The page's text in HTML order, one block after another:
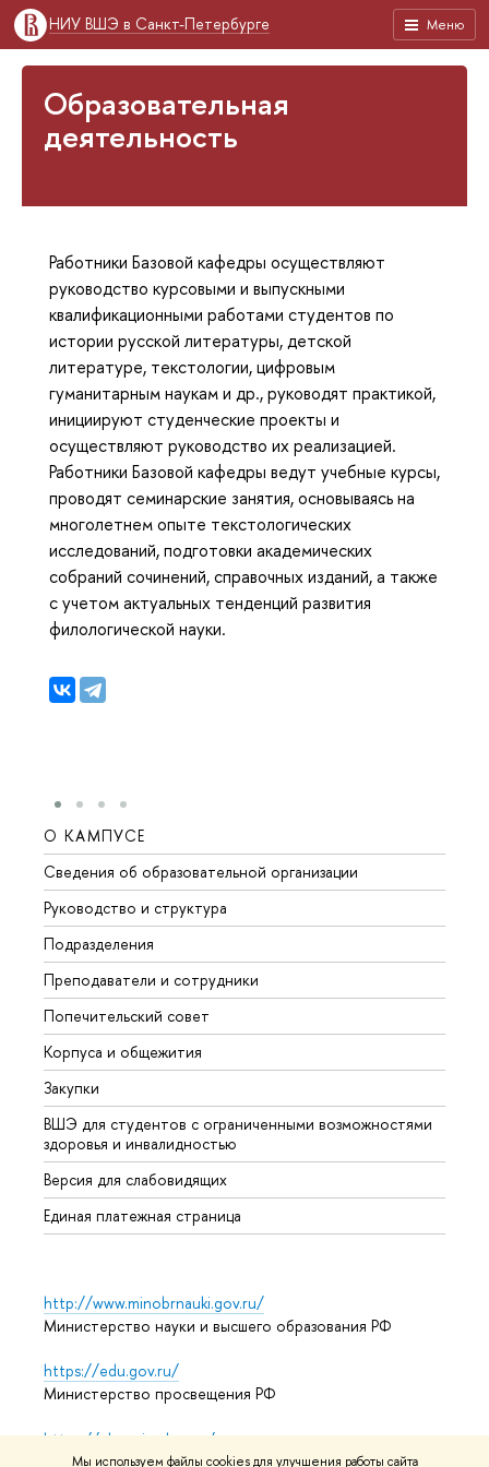
Мы используем файлы cookies для улучшения работы сайта
Меню
НИУ ВШЭ в Санкт-Петербурге
Образовательная
деятельность
Работники Базовой кафедры осуществляют
руководство курсовыми и выпускными
квалификационными работами студентов по
истории русской литературы, детской
литературе, текстологии, цифровым
гуманитарным наукам и др., руководят практикой,
инициируют студенческие проекты и
осуществляют руководство их реализацией.
Работники Базовой кафедры ведут учебные курсы,
проводят семинарские занятия, основываясь на
многолетнем опыте текстологических
исследований, подготовки академических
собраний сочинений, справочных изданий, а также
с учетом актуальных тенденций развития
филологической науки.
О КАМПУСЕ
Сведения об образовательной организации
Руководство и структура
Подразделения
Преподаватели и сотрудники
Попечительский совет
Корпуса и общежития
Закупки
ВШЭ для студентов с ограниченными возможностями
здоровья и инвалидностью
Версия для слабовидящих
Единая платежная страница
http://www.minobrnauki.gov.ru/
Министерство науки и высшего образования РФ
https://edu.gov.ru/
Министерство просвещения РФ
https://elearning.hse.ru/mooc
Массовые открытые онлайн-курсы